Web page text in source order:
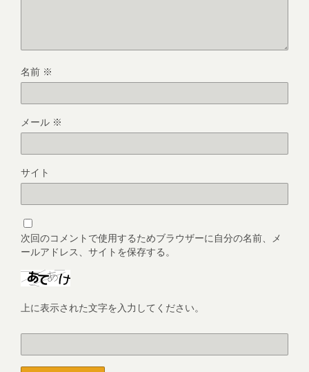
名前 ※
メール ※
サイト
次回のコメントで使用するためブラウザーに自分の名前、メ
ールアドレス、サイトを保存する。
上に表示された文字を入力してください。